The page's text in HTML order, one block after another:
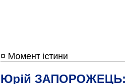
¤ Момент істини
Юрій ЗАПОРОЖЕЦЬ: